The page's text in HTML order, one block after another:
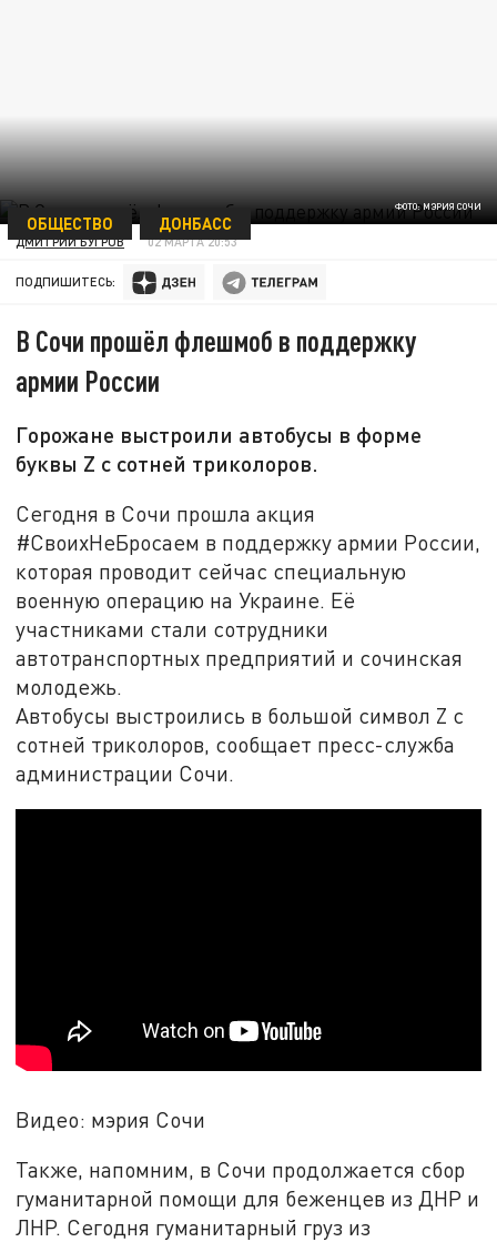
ФОТО: МЭРИЯ СОЧИ
ОБЩЕСТВО ДОНБАСС
ДМИТРИЙ БУГРОВ 02 МАРТА 20:53
ПОДПИШИТЕСЬ:
В Сочи прошёл флешмоб в поддержку
армии России
Горожане выстроили автобусы в форме
буквы Z с сотней триколоров.
Сегодня в Сочи прошла акция
#СвоихНеБросаем в поддержку армии России,
которая проводит сейчас специальную
военную операцию на Украине. Её
участниками стали сотрудники
автотранспортных предприятий и сочинская
молодежь.
Автобусы выстроились в большой символ Z с
сотней триколоров, сообщает пресс-служба
администрации Сочи.
Видео: мэрия Сочи
Также, напомним, в Сочи продолжается сбор
гуманитарной помощи для беженцев из ДНР и
ЛНР. Сегодня гуманитарный груз из